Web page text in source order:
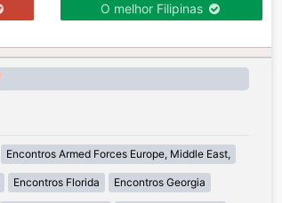
O melhor Filipinas
Encontros Armed Forces Europe, Middle East,
Encontros Florida Encontros Georgia